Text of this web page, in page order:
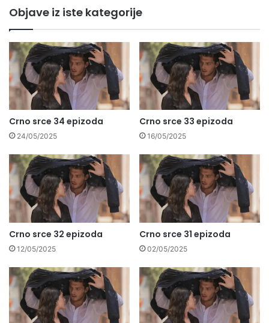
Objave iz iste kategorije
Crno srce 34 epizoda
24/05/2025
Crno srce 33 epizoda
16/05/2025
Crno srce 32 epizoda
12/05/2025
Crno srce 31 epizoda
02/05/2025